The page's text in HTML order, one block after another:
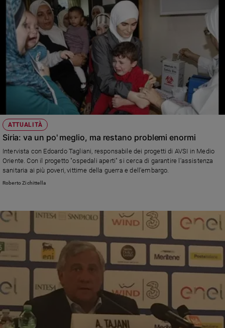
ATTUALITÀ
Siria: va un po' meglio, ma restano problemi enormi
Intervista con Edoardo Tagliani, responsabile dei progetti di AVSI in Medio
Oriente. Con il progetto "ospedali aperti" si cerca di garantire l'assistenza
sanitaria ai più poveri, vittime della guerra e dell'embargo.
Roberto Zichittella